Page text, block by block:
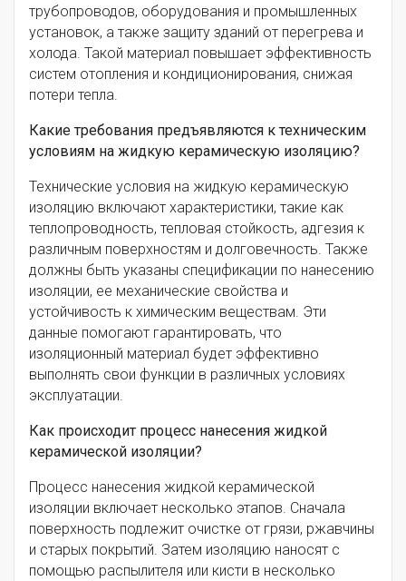
трубопроводов, оборудования и промышленных
установок, а также защиту зданий от перегрева и
холода. Такой материал повышает эффективность
систем отопления и кондиционирования, снижая
потери тепла.
Какие требования предъявляются к техническим
условиям на жидкую керамическую изоляцию?
Технические условия на жидкую керамическую
изоляцию включают характеристики, такие как
теплопроводность, тепловая стойкость, адгезия к
различным поверхностям и долговечность. Также
должны быть указаны спецификации по нанесению
изоляции, ее механические свойства и
устойчивость к химическим веществам. Эти
данные помогают гарантировать, что
изоляционный материал будет эффективно
выполнять свои функции в различных условиях
эксплуатации.
Как происходит процесс нанесения жидкой
керамической изоляции?
Процесс нанесения жидкой керамической
изоляции включает несколько этапов. Сначала
поверхность подлежит очистке от грязи, ржавчины
и старых покрытий. Затем изоляцию наносят с
помощью распылителя или кисти в несколько